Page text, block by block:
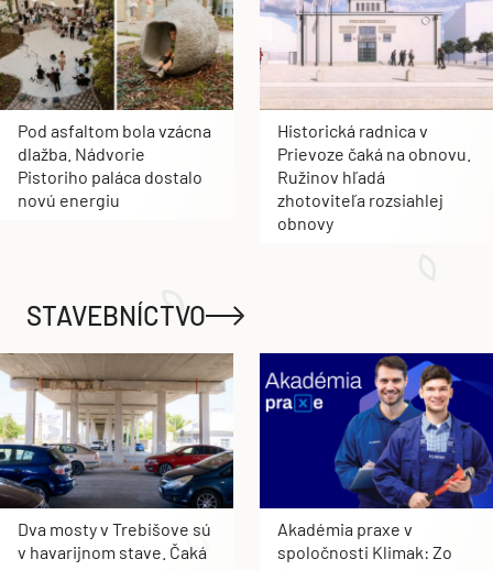
Pod asfaltom bola vzácna
dlažba. Nádvorie
Pistoriho paláca dostalo
novú energiu
Historická radnica v
Prievoze čaká na obnovu.
Ružinov hľadá
zhotoviteľa rozsiahlej
obnovy
STAVEBNÍCTVO
Dva mosty v Trebišove sú
v havarijnom stave. Čaká
Akadémia praxe v
spoločnosti Klimak: Zo